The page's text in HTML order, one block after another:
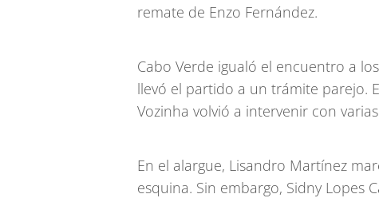
remate de Enzo Fernández.
Cabo Verde igualó el encuentro a
llevó el partido a un trámite parejo.
Vozinha volvió a intervenir con
En el alargue, Lisandro Martínez
esquina. Sin embargo, Sidny Lopes